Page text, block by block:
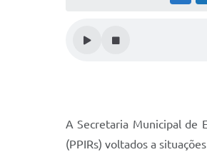
A Secretaria Municipal de
(PPIRs) voltados a